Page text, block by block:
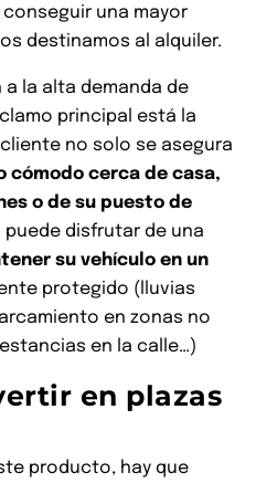
una mayor
destinamos al alquiler.
la alta demanda de
principal está la
no solo se asegura
cómodo cerca de casa,
o de su puesto de
puede disfrutar de una
su vehículo en un
protegido (lluvias
en zonas no
en la calle…)
en plazas
producto, hay que